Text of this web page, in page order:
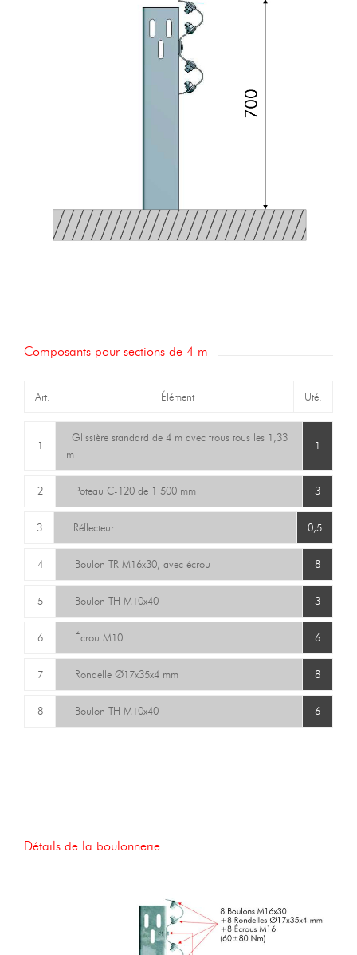
Composants pour sections de 4 m
Art. Élément Uté.
1
Glissière standard de 4 m avec trous tous les 1,33
m
1
2 Poteau C-120 de 1 500 mm 3
3 Réflecteur 0,5
4 Boulon TR M16x30, avec écrou 8
5 Boulon TH M10x40 3
6 Écrou M10 6
7 Rondelle Ø17x35x4 mm 8
8 Boulon TH M10x40 6
Détails de la boulonnerie